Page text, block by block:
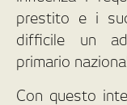
prestito e i
difficile un
primario
Con questo